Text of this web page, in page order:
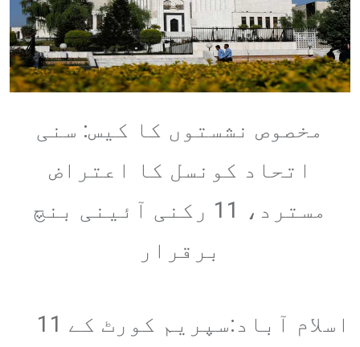
مخصوص نشستوں کا کیس: سنی
اتحاد کونسل کا اعتراض
مسترد، 11 رکنی آئینی بنچ
برقرار
اسلام آباد:سپریم کورٹ کے 11